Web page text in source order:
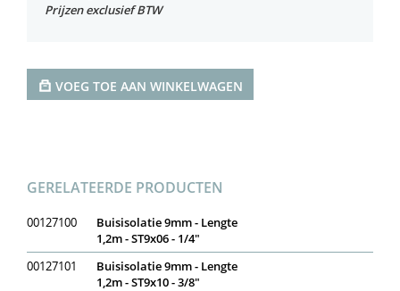
Prijzen exclusief BTW
VOEG TOE AAN WINKELWAGEN
GERELATEERDE PRODUCTEN
00127100
Buisisolatie 9mm - Lengte
1,2m - ST9x06 - 1/4"
00127101
Buisisolatie 9mm - Lengte
1,2m - ST9x10 - 3/8"